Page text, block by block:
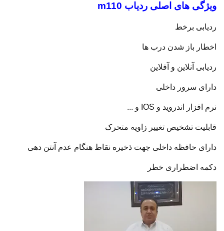
ویژگی های اصلی ردیاب m110
ردیابی برخط
اخطار باز شدن درب ها
ردیابی آنلاین و آفلاین
دارای سرور داخلی
نرم افزار اندروید و IOS و ...
قابلیت تشخیص تغییر زاویه متحرک
دارای حافظه داخلی جهت ذخیره نقاط هنگام عدم آنتن دهی
دکمه اضطراری خطر